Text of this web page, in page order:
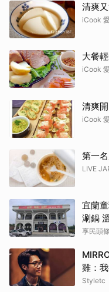
清爽
iCook
大餐
iCook
清爽
iCook
第一
LIVE
宜蘭
涮鍋
享民頭條
雞：我
Styletc